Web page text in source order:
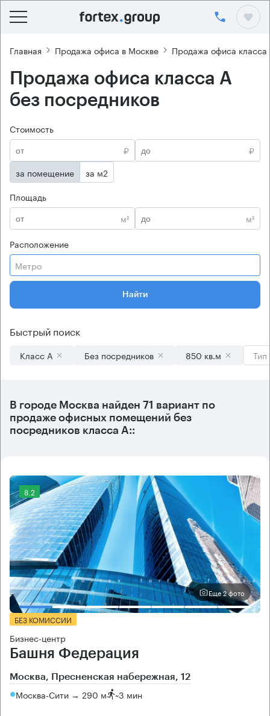
Главная Продажа офиса в Москве Продажа офиса класса
Продажа офиса класса А
без посредников
Стоимость
₽
₽
за помещение
за м2
Площадь
м²
м²
Расположение
Метро
Найти
Быстрый поиск
Класс А Без посредников 850 кв.м Тип
В городе Москва найден 71 вариант по
продаже офисных помещений без
посредников класса А::
8.2
Еще 2 фото
БЕЗ КОМИССИИ
Бизнес-центр
Башня Федерация
Москва, Пресненская набережная, 12
Москва-Сити → 290 м ~3 мин